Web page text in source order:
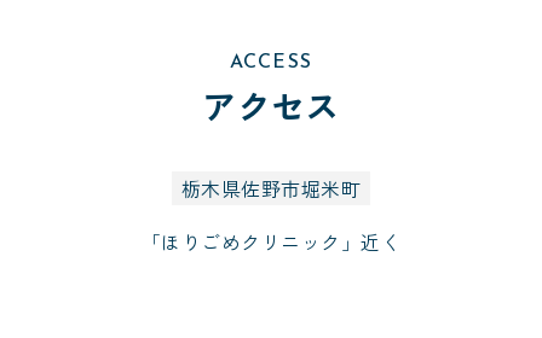
ACCESS
アクセス
栃木県佐野市堀米町
「ほりごめクリニック」近く